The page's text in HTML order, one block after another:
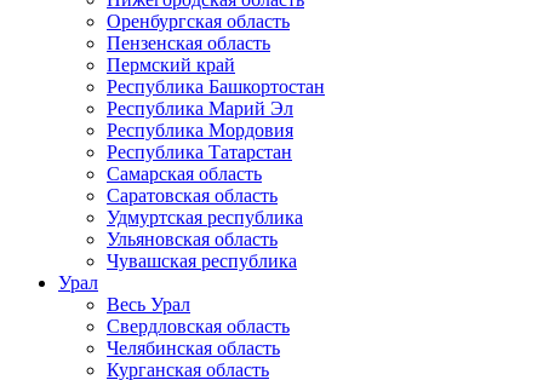
Оренбургская область
Пензенская область
Пермский край
Республика Башкортостан
Республика Марий Эл
Республика Мордовия
Республика Татарстан
Самарская область
Саратовская область
Удмуртская республика
Ульяновская область
Чувашская республика
Урал
Весь Урал
Свердловская область
Челябинская область
Курганская область